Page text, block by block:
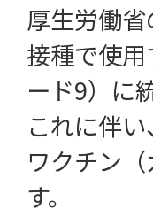
厚生労働
接種で使
ード9）に
これに伴
ワクチン
す。